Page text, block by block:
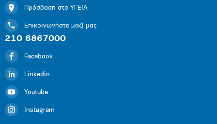
Πρόσβαση στο ΥΓΕΙΑ
Επικοινωνήστε μαζί μας
210 6867000
Facebook
Linkedin
Youtube
Instagram